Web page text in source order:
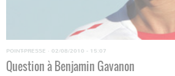
POINT-PRESSE · 02/08/2010 - 15:07
Question à Benjamin Gavanon